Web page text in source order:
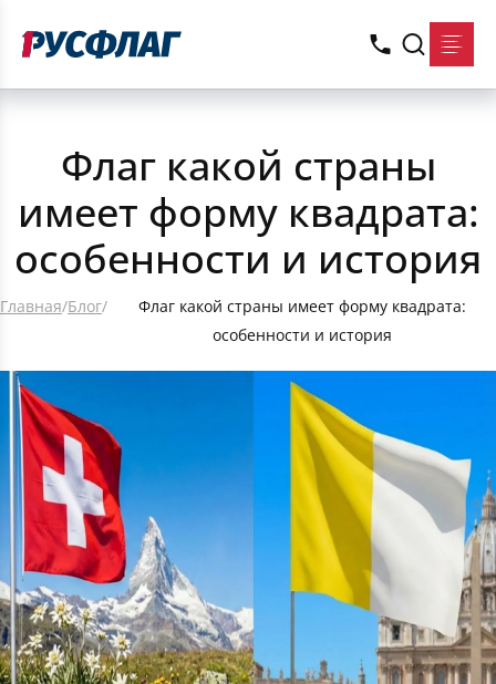
Флаг какой страны
имеет форму квадрата:
особенности и история
Главная/Блог/
Флаг какой страны имеет форму квадрата:
особенности и история